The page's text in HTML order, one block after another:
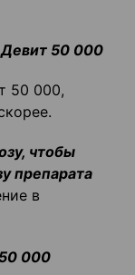
Девит 50 000
50 000,
чтобы
препарата
в
000